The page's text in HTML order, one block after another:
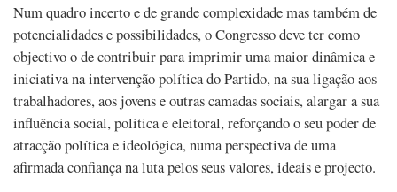
Num quadro incerto e de grande complexidade mas também de
potencialidades e possibilidades, o Congresso deve ter como
objectivo o de contribuir para imprimir uma maior dinâmica e
iniciativa na intervenção política do Partido, na sua ligação aos
trabalhadores, aos jovens e outras camadas sociais, alargar a sua
influência social, política e eleitoral, reforçando o seu poder de
atracção política e ideológica, numa perspectiva de uma
afirmada confiança na luta pelos seus valores, ideais e projecto.